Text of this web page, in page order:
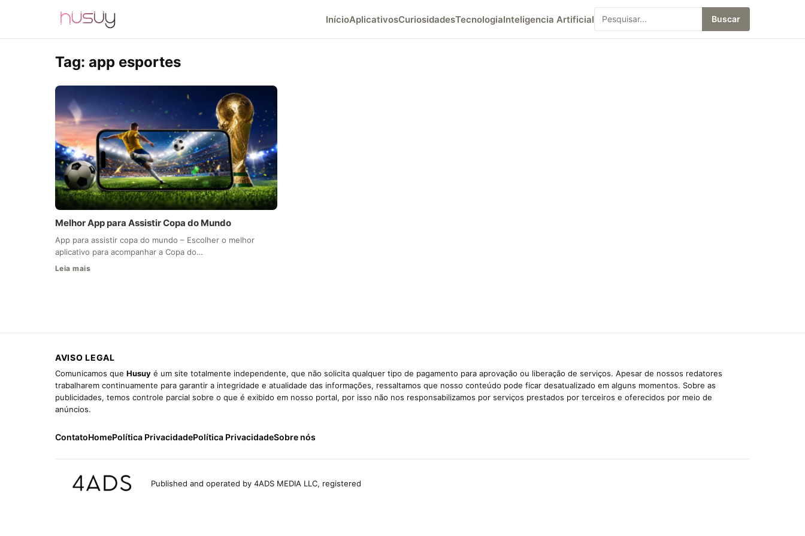
InícioAplicativosCuriosidadesTecnologiaInteligencia Artificial Buscar
Tag: app esportes
Melhor App para Assistir Copa do Mundo
App para assistir copa do mundo – Escolher o melhor
aplicativo para acompanhar a Copa do…
Leia mais
AVISO LEGAL
Comunicamos que Husuy é um site totalmente independente, que não solicita qualquer tipo de pagamento para aprovação ou liberação de serviços. Apesar de nossos redatores
trabalharem continuamente para garantir a integridade e atualidade das informações, ressaltamos que nosso conteúdo pode ficar desatualizado em alguns momentos. Sobre as
publicidades, temos controle parcial sobre o que é exibido em nosso portal, por isso não nos responsabilizamos por serviços prestados por terceiros e oferecidos por meio de
anúncios.
ContatoHomePolítica PrivacidadePolítica PrivacidadeSobre nós
Published and operated by 4ADS MEDIA LLC, registered